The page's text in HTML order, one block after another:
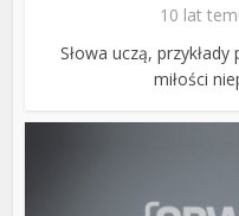
10 lat
Słowa uczą,
miłości